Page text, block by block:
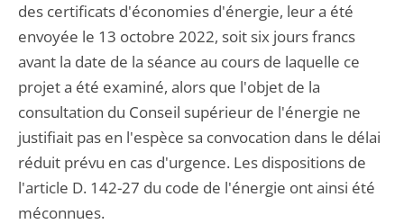
des certificats d'économies d'énergie, leur a été
envoyée le 13 octobre 2022, soit six jours francs
avant la date de la séance au cours de laquelle ce
projet a été examiné, alors que l'objet de la
consultation du Conseil supérieur de l'énergie ne
justifiait pas en l'espèce sa convocation dans le délai
réduit prévu en cas d'urgence. Les dispositions de
l'article D. 142-27 du code de l'énergie ont ainsi été
méconnues.